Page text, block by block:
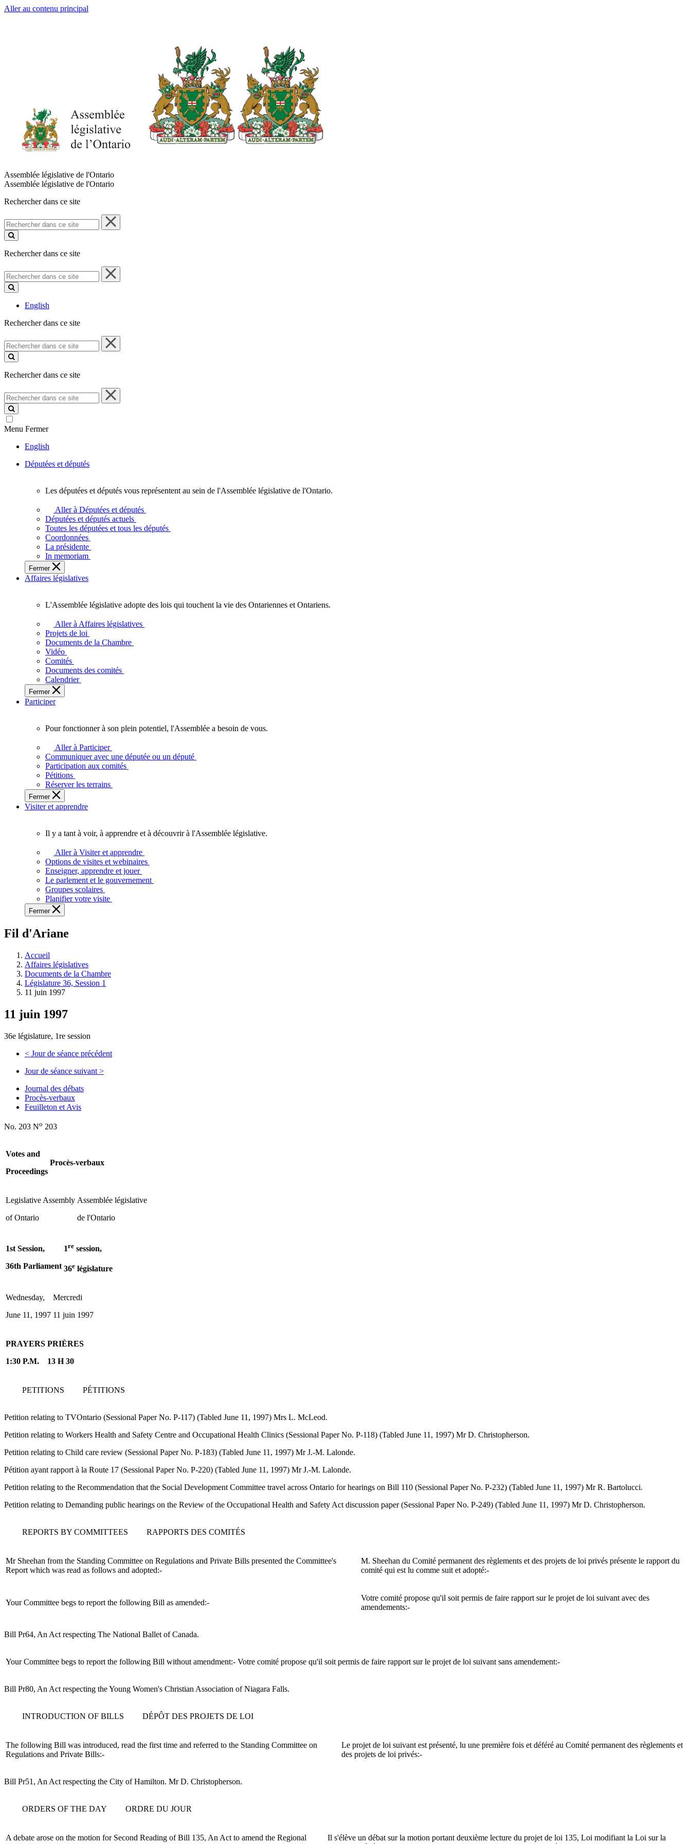
Aller au contenu principal
Assemblée législative de l'Ontario
Assemblée législative de l'Ontario
Rechercher dans ce site
Rechercher
dans
ce
Rechercher dans ce site
Rechercher
dans
ce
English
Rechercher dans ce site
Rechercher
dans
ce
Rechercher dans ce site
Rechercher
dans
ce
site
Menu Fermer
English
Députées et députés
députées
députés
vous
représentent
sein
de
l'Assemblée
l'Ontario.
Les députées et députés vous représentent au sein de l'Assemblée législative de l'Ontario.
Aller à Députées et députés
Députées et députés actuels
Toutes les députées et tous les députés
Coordonnées
La présidente
In memoriam
Fermer
Affaires législatives
législative
adopte
touchent
vie
des
Ontariennes
Ontariens.
L'Assemblée législative adopte des lois qui touchent la vie des Ontariennes et Ontariens.
Aller à Affaires législatives
Projets de loi
Documents de la Chambre
Vidéo
Comités
Documents des comités
Calendrier
Fermer
Participer
fonctionner
plein
potentiel,
l'Assemblée
a
besoin
Pour fonctionner à son plein potentiel, l'Assemblée a besoin de vous.
Aller à Participer
Communiquer avec une députée ou un député
Participation aux comités
Pétitions
Réserver les terrains
Fermer
Visiter et apprendre
voir,
apprendre
et
découvrir
l'Assemblée
législative.
Il y a tant à voir, à apprendre et à découvrir à l'Assemblée législative.
Aller à Visiter et apprendre
Options de visites et webinaires
Enseigner, apprendre et jouer
Le parlement et le gouvernement
Groupes scolaires
Planifier votre visite
Fermer
Fil d'Ariane
Accueil
Affaires législatives
Documents de la Chambre
Législature 36, Session 1
11 juin 1997
11 juin 1997
36e législature, 1re session
< Jour de séance précédent
Jour de séance suivant >
Journal des débats
Procès-verbaux
Feuilleton et Avis
No. 203 No 203
Votes and
Proceedings
Procès-verbaux
Legislative Assembly
of Ontario
Assemblée législative
de l'Ontario
1st Session,
36th Parliament
1re session,
36e législature
Wednesday,
June 11, 1997
Mercredi
11 juin 1997
PRAYERS
1:30 P.M.
PRIÈRES
13 H 30
PETITIONS PÉTITIONS
Petition relating to TVOntario (Sessional Paper No. P-117) (Tabled June 11, 1997) Mrs L. McLeod.
Petition relating to Workers Health and Safety Centre and Occupational Health Clinics (Sessional Paper No. P-118) (Tabled June 11, 1997) Mr D. Christopherson.
Petition relating to Child care review (Sessional Paper No. P-183) (Tabled June 11, 1997) Mr J.-M. Lalonde.
Pétition ayant rapport à la Route 17 (Sessional Paper No. P-220) (Tabled June 11, 1997) Mr J.-M. Lalonde.
Petition relating to the Recommendation that the Social Development Committee travel across Ontario for hearings on Bill 110 (Sessional Paper No. P-232) (Tabled June 11, 1997) Mr R. Bartolucci.
Petition relating to Demanding public hearings on the Review of the Occupational Health and Safety Act discussion paper (Sessional Paper No. P-249) (Tabled June 11, 1997) Mr D. Christopherson.
REPORTS BY COMMITTEES RAPPORTS DES COMITÉS
Mr Sheehan from the Standing Committee on Regulations and Private Bills presented the Committee's
Report which was read as follows and adopted:-
M. Sheehan du Comité permanent des règlements et des projets de loi privés présente le rapport du
comité qui est lu comme suit et adopté:-
Your Committee begs to report the following Bill as amended:-
Votre comité propose qu'il soit permis de faire rapport sur le projet de loi suivant avec des
amendements:-
Bill Pr64, An Act respecting The National Ballet of Canada.
Your Committee begs to report the following Bill without amendment:- Votre comité propose qu'il soit permis de faire rapport sur le projet de loi suivant sans amendement:-
Bill Pr80, An Act respecting the Young Women's Christian Association of Niagara Falls.
INTRODUCTION OF BILLS DÉPÔT DES PROJETS DE LOI
The following Bill was introduced, read the first time and referred to the Standing Committee on
Regulations and Private Bills:-
Le projet de loi suivant est présenté, lu une première fois et déféré au Comité permanent des règlements et
des projets de loi privés:-
Bill Pr51, An Act respecting the City of Hamilton. Mr D. Christopherson.
ORDERS OF THE DAY ORDRE DU JOUR
A debate arose on the motion for Second Reading of Bill 135, An Act to amend the Regional
Il s'élève un débat sur la motion portant deuxième lecture du projet de loi 135, Loi modifiant la Loi sur la